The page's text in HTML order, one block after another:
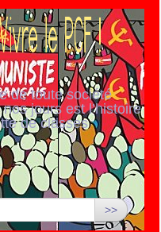
de toute société
nos jours est l’histoire
de classes
>>